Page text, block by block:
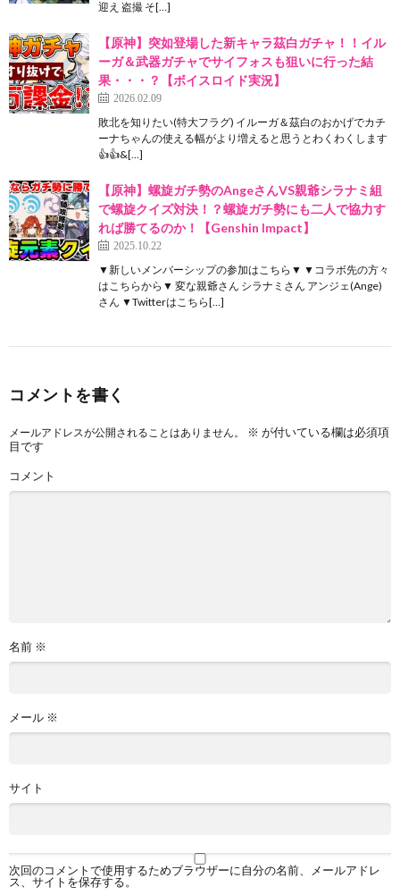
迎え 盗撮 そ[…]
【原神】突如登場した新キャラ茲白ガチャ！！イル
ーガ＆武器ガチャでサイフォスも狙いに行った結
果・・・？【ボイスロイド実況】
2026.02.09
敗北を知りたい(特大フラグ) イルーガ＆茲白のおかげでカチ
ーナちゃんの使える幅がより増えると思うとわくわくします
👍👍&[…]
【原神】螺旋ガチ勢のAngeさんVS親爺シラナミ組
で螺旋クイズ対決！？螺旋ガチ勢にも二人で協力す
れば勝てるのか！【Genshin Impact】
2025.10.22
▼新しいメンバーシップの参加はこちら▼ ▼コラボ先の方々
はこちらから▼ 変な親爺さん シラナミさん アンジェ(Ange)
さん ▼Twitterはこちら[…]
コメントを書く
メールアドレスが公開されることはありません。 ※ が付いている欄は必須項
目です
コメント
名前 ※
メール ※
サイト
次回のコメントで使用するためブラウザーに自分の名前、メールアドレ
ス、サイトを保存する。